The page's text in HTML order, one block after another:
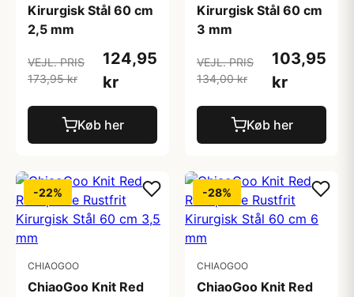
Kirurgisk Stål 60 cm
2,5 mm
VEJL. PRIS
173,95 kr
124,95
kr
Køb her
Kirurgisk Stål 60 cm
3 mm
VEJL. PRIS
134,00 kr
103,95
kr
Køb her
-22%
CHIAOGOO
ChiaoGoo Knit Red
-28%
CHIAOGOO
ChiaoGoo Knit Red